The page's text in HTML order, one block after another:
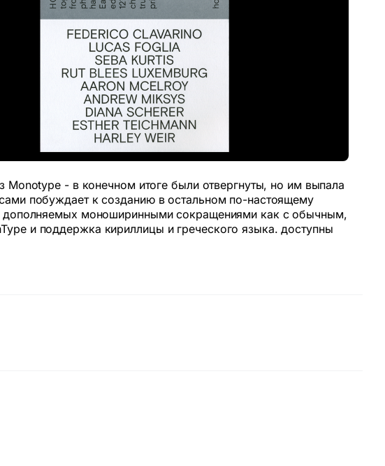
Monotype - в конечном итоге были отвергнуты, но им выпала
побуждает к созданию в остальном по-настоящему
дополняемых моноширинными сокращениями как с обычным,
и поддержка кириллицы и греческого языка. доступны